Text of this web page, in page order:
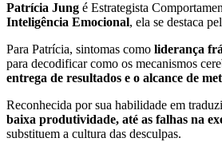
Patrícia Jung é Estrategista
Inteligência Emocional, ela se destaca
Para Patrícia, sintomas como liderança
para decodificar como os mecanismos
entrega de resultados e o alcance de
Reconhecida por sua habilidade em
baixa produtividade, até as falhas na
substituem a cultura das desculpas.